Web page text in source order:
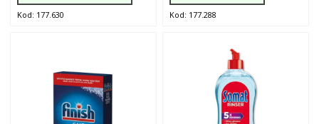
Kod: 177.630 Kod: 177.288